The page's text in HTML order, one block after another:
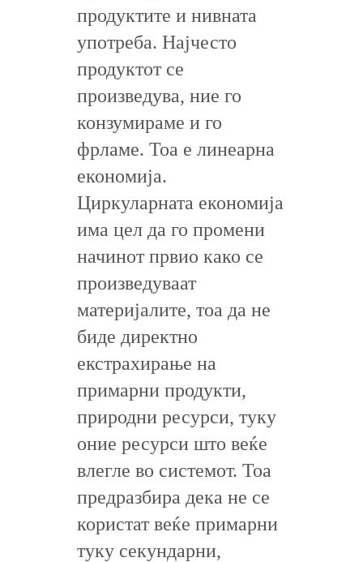
продуктите и нивната
употреба. Најчесто
продуктот се
произведува, ние го
конзумираме и го
фрламе. Тоа е линеарна
економија.
Циркуларната економија
има цел да го промени
начинот првио како се
произведуваат
материјалите, тоа да не
биде директно
екстрахирање на
примарни продукти,
природни ресурси, туку
оние ресурси што веќе
влегле во системот. Тоа
предразбира дека не се
користат веќе примарни
туку секундарни,